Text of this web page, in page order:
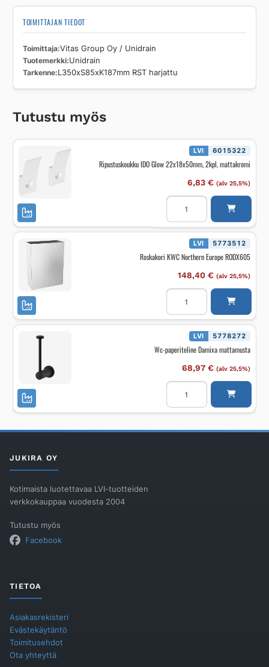
TOIMITTAJAN TIEDOT
Toimittaja Vitas Group Oy / Unidrain
Tuotemerkki Unidrain
Tarkenne L350xS85xK187mm RST harjattu
Tutustu myös
LVI 6015322
Ripustuskoukku IDO Glow 22x18x50mm, 2kpl, mattakromi
6,83 € (alv 25,5%)
Ripustuskoukku
22x18x50mm,
2kpl,
mattakromi
määrä
LVI 5773512
Roskakori KWC Northern Europe RODX605
148,40 € (alv 25,5%)
Roskakori
Europe
RODX605
määrä LVI 5778272
Wc-paperiteline Damixa mattamusta
68,97 € (alv 25,5%)
Wc-
paperiteline
mattamusta
JUKIRA OY
Kotimaista luotettavaa LVI-tuotteiden
verkkokauppaa vuodesta 2004
Tutustu myös
Facebook
TIETOA
Asiakasrekisteri
Evästekäytäntö
Toimitusehdot
Ota yhteyttä